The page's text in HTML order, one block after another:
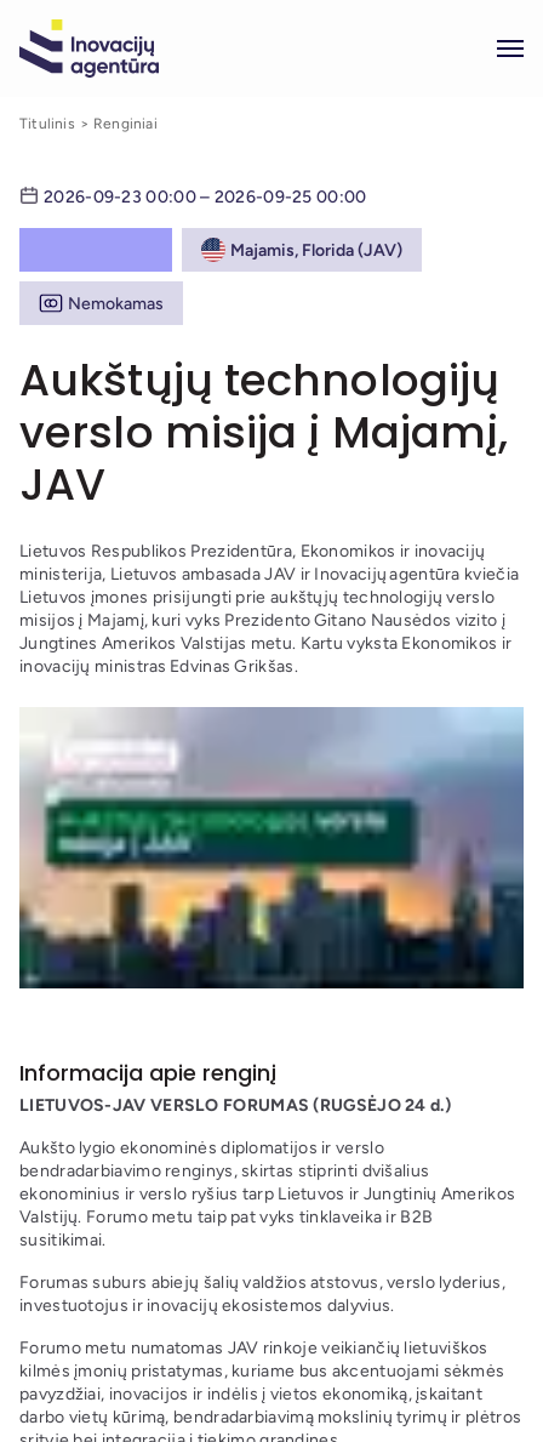
Titulinis Renginiai
2026-09-23 00:00 – 2026-09-25 00:00
Majamis, Florida (JAV)
Nemokamas
Aukštųjų technologijų
verslo misija į Majamį,
JAV
Lietuvos Respublikos Prezidentūra, Ekonomikos ir inovacijų
ministerija, Lietuvos ambasada JAV ir Inovacijų agentūra kviečia
Lietuvos įmones prisijungti prie aukštųjų technologijų verslo
misijos į Majamį, kuri vyks PrezidentoGitano Nausėdos vizito į
Jungtines Amerikos Valstijas metu. Kartu vyksta Ekonomikos ir
inovacijų ministras Edvinas Grikšas.
Informacija apie renginį
LIETUVOS-JAV VERSLO FORUMAS (RUGSĖJO 24 d.)
Aukšto lygio ekonominės diplomatijos ir verslo
bendradarbiavimo renginys, skirtas stiprinti dvišalius
ekonominius ir verslo ryšius tarp Lietuvos ir Jungtinių Amerikos
Valstijų. Forumo metu taip pat vyks tinklaveika ir B2B
susitikimai.
Forumas suburs abiejų šalių valdžios atstovus, verslo lyderius,
investuotojus ir inovacijų ekosistemos dalyvius.
Forumo metu numatomas JAV rinkoje veikiančių lietuviškos
kilmės įmonių pristatymas, kuriame bus akcentuojami sėkmės
pavyzdžiai, inovacijos ir indėlis į vietos ekonomiką, įskaitant
darbo vietų kūrimą, bendradarbiavimą mokslinių tyrimų ir plėtros